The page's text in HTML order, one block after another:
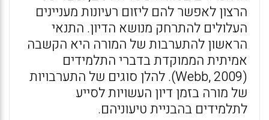
הרצון לאפשר להם ליזום רעיונות מעניינים
העלולים להתרחק מנושא הדיון. התנאי
הראשון להתערבות של המורה היא הקשבה
אמיתית הממוקדת בדברי התלמידים
(Webb, 2009). להלן סוגים של התערבויות
של מורה בזמן דיון העשויות לסייע
לתלמידים בהבניית טיעוניהם.